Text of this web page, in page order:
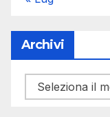
Archivi
Archivi